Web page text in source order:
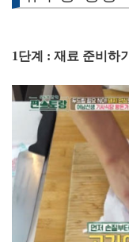
1단계 : 재료 준비하기